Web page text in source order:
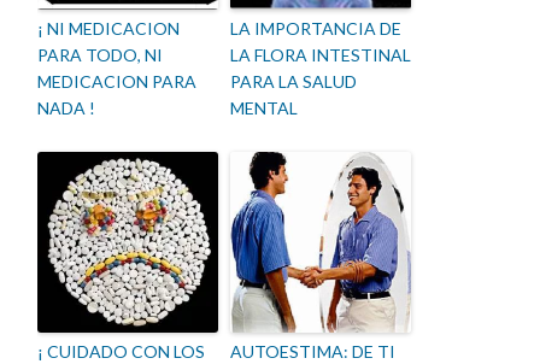
¡ NI MEDICACION
PARA TODO, NI
MEDICACION PARA
NADA !
LA IMPORTANCIA DE
LA FLORA INTESTINAL
PARA LA SALUD
MENTAL
¡ CUIDADO CON LOS
AUTOESTIMA: DE TI